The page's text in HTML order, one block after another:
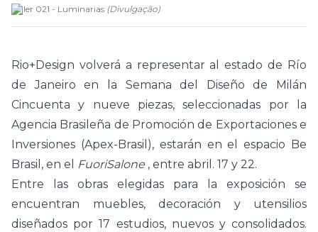
Taller 021 - Luminarias (Divulgação)
Rio+Design volverá a representar al estado de Río
de Janeiro en la Semana del Diseño de Milán
Cincuenta y nueve piezas, seleccionadas por la
Agencia Brasileña de Promoción de Exportaciones e
Inversiones (Apex-Brasil), estarán en el espacio Be
Brasil, en el
FuoriSalone , entre abril. 17 y 22.
Entre las obras elegidas para la exposición se
encuentran muebles, decoración y utensilios
diseñados por 17 estudios, nuevos y consolidados.